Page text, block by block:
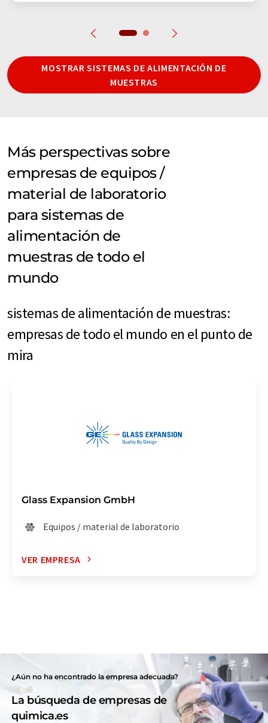
MOSTRAR SISTEMAS DE ALIMENTACIÓN DE
MUESTRAS
Más perspectivas sobre
empresas de equipos /
material de laboratorio
para sistemas de
alimentación de
muestras de todo el
mundo
sistemas de alimentación de muestras:
empresas de todo el mundo en el punto de
mira
Glass Expansion GmbH
Equipos / material de laboratorio
VER EMPRESA
¿Aún no ha encontrado la empresa adecuada?
La búsqueda de empresas de
quimica.es